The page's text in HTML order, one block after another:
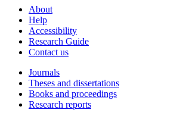
About
Help
Accessibility
Research Guide
Contact us
Journals
Theses and dissertations
Books and proceedings
Research reports